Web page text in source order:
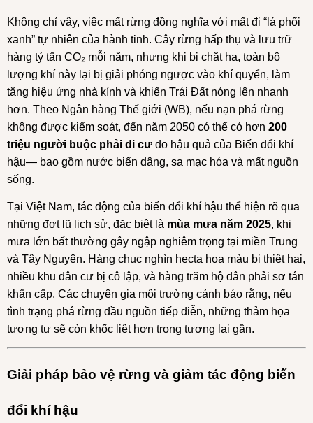
Không chỉ vậy, việc mất rừng đồng nghĩa với mất đi “lá phổi
xanh” tự nhiên của hành tinh. Cây rừng hấp thụ và lưu trữ
hàng tỷ tấn CO₂ mỗi năm, nhưng khi bị chặt hạ, toàn bộ
lượng khí này lại bị giải phóng ngược vào khí quyển, làm
tăng hiệu ứng nhà kính và khiến Trái Đất nóng lên nhanh
hơn. Theo Ngân hàng Thế giới (WB), nếu nạn phá rừng
không được kiểm soát, đến năm 2050 có thể có hơn 200
triệu người buộc phải di cư do hậu quả của Biến đổi khí
hậu— bao gồm nước biển dâng, sa mạc hóa và mất nguồn
sống.
Tại Việt Nam, tác động của biến đổi khí hậu thể hiện rõ qua
những đợt lũ lịch sử, đặc biệt là mùa mưa năm 2025, khi
mưa lớn bất thường gây ngập nghiêm trọng tại miền Trung
và Tây Nguyên. Hàng chục nghìn hecta hoa màu bị thiệt hại,
nhiều khu dân cư bị cô lập, và hàng trăm hộ dân phải sơ tán
khẩn cấp. Các chuyên gia môi trường cảnh báo rằng, nếu
tình trạng phá rừng đầu nguồn tiếp diễn, những thảm họa
tương tự sẽ còn khốc liệt hơn trong tương lai gần.
Giải pháp bảo vệ rừng và giảm tác động biến
đổi khí hậu